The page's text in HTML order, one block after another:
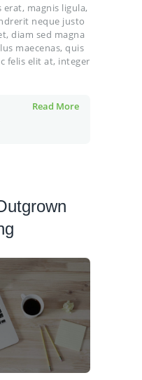
magnis ligula,
neque justo
diam sed magna
maecenas, quis
felis elit at, integer
Read More